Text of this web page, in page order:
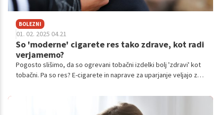
BOLEZNI
01. 02. 2025 04.21
So 'moderne' cigarete res tako zdrave, kot radi
verjamemo?
Pogosto slišimo, da so ogrevani tobačni izdelki bolj 'zdravi' kot
tobačni. Pa so res? E-cigarete in naprave za uparjanje veljajo za
vendar znanstvene študije kažejo, da lahko tekočine za
uparjanje še vedno vsebujejo snovi, ki spodbujajo raka.